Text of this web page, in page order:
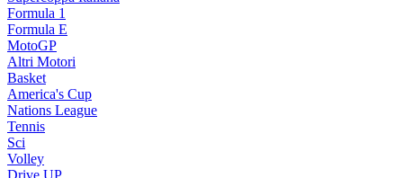
Formula 1
Formula E
MotoGP
Altri Motori
Basket
America's Cup
Nations League
Tennis
Sci
Volley